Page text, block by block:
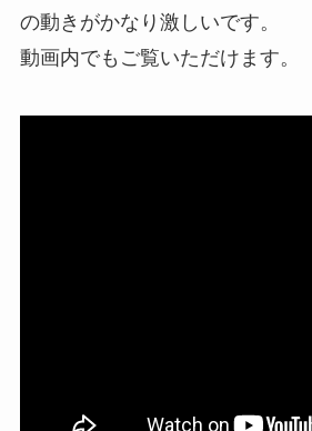
の動きがかなり激しいです。
動画内でもご覧いただけます。